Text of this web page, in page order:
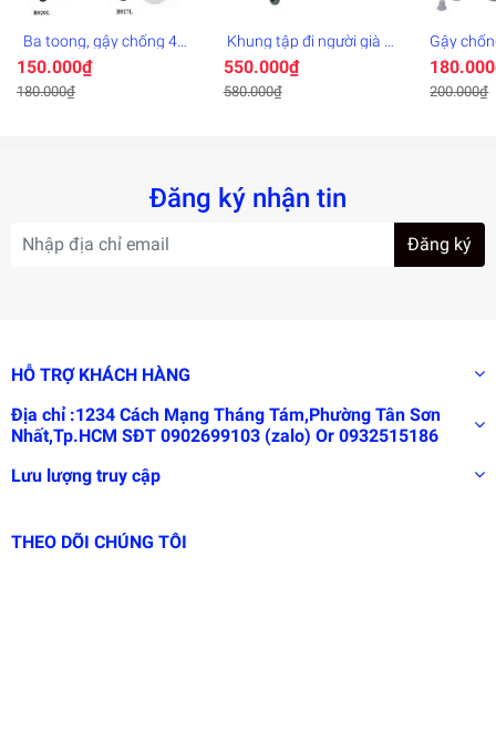
Ba toong, gậy chống 4
khúc
150.000₫
180.000₫
Khung tập đi người già
cao cấp bánh to - khung
tập đi
550.000₫
580.000₫
Gậy
người già
200.000₫
Đăng ký nhận tin
Đăng ký
HỖ TRỢ KHÁCH HÀNG
Địa chỉ :1234 Cách Mạng Tháng Tám,Phường Tân Sơn
Nhất,Tp.HCM SĐT 0902699103 (zalo) Or 0932515186
Lưu lượng truy cập
THEO DÕI CHÚNG TÔI